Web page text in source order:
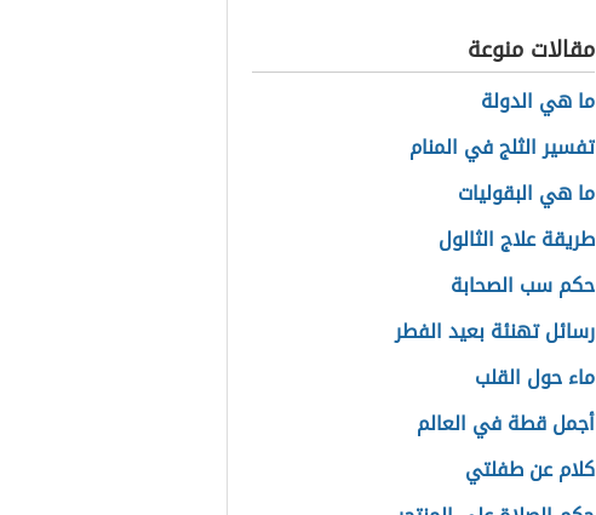
الاجتماعية
مقالات منوعة
ما هي الدولة
تفسير الثلج في المنام
ما هي البقوليات
طريقة علاج الثالول
حكم سب الصحابة
رسائل تهنئة بعيد الفطر
ماء حول القلب
أجمل قطة في العالم
كلام عن طفلتي